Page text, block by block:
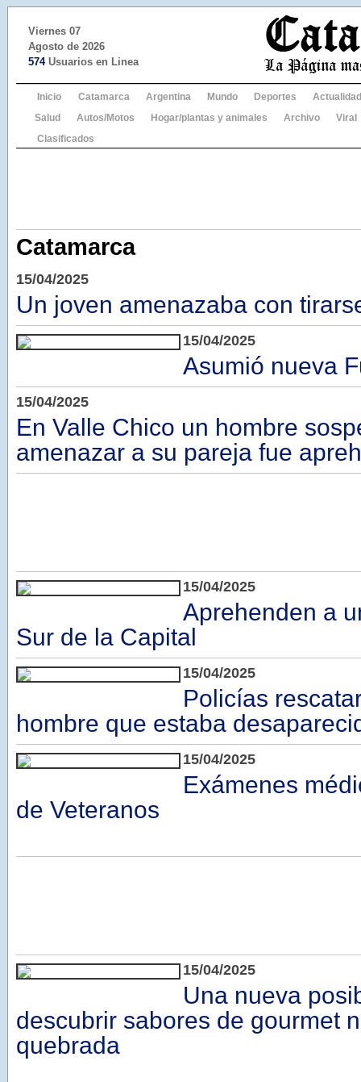
Viernes 07
Agosto de 2026
574Usuarios en Linea
Inicio Catamarca Argentina Mundo Deportes
Actualidad
Salud
Autos/Motos Hogar/plantas y animales Archivo
Viral
Clasificados
Catamarca
15/04/2025
Un joven amenazaba con
15/04/2025
Asumió nueva
15/04/2025
En Valle Chico un hombre
amenazar a su pareja fue
15/04/2025
Aprehenden a
Sur de la Capital
15/04/2025
Policías
hombre que estaba
15/04/2025
Exámenes
de Veteranos
15/04/2025
Una nueva
descubrir sabores de gourmet
quebrada